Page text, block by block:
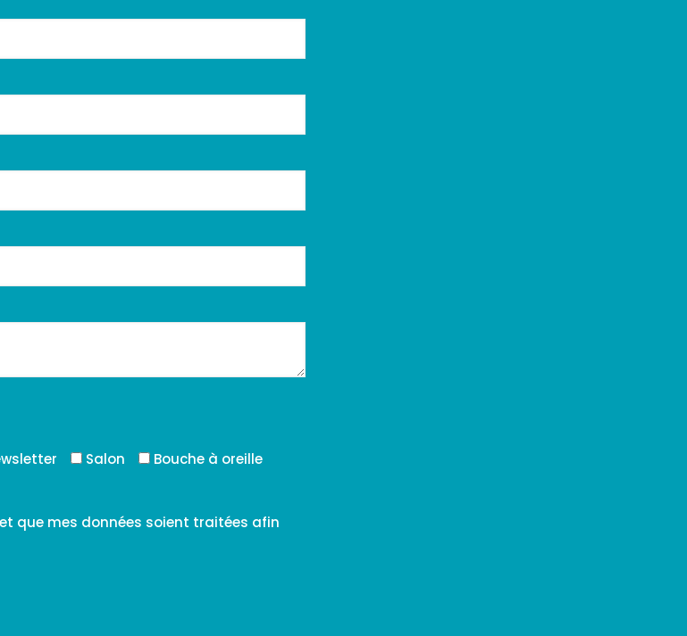
Salon Bouche à oreille
et que mes données soient traitées afin